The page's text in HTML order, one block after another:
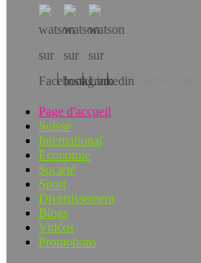
Téléchargez l’app!
Page d'accueil
Suisse
International
Economie
Société
Sport
Divertissement
Blogs
Vidéos
Promotions